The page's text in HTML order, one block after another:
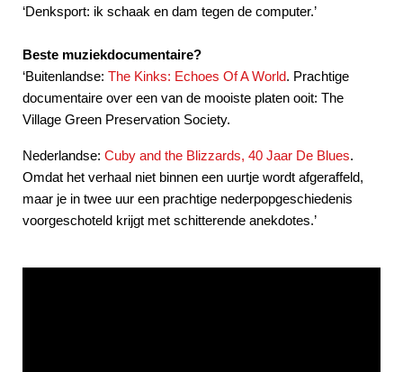
‘Denksport: ik schaak en dam tegen de computer.’
Beste muziekdocumentaire?
‘Buitenlandse: The Kinks: Echoes Of A World. Prachtige
documentaire over een van de mooiste platen ooit: The
Village Green Preservation Society.
Nederlandse: Cuby and the Blizzards, 40 Jaar De Blues.
Omdat het verhaal niet binnen een uurtje wordt afgeraffeld,
maar je in twee uur een prachtige nederpopgeschiedenis
voorgeschoteld krijgt met schitterende anekdotes.’